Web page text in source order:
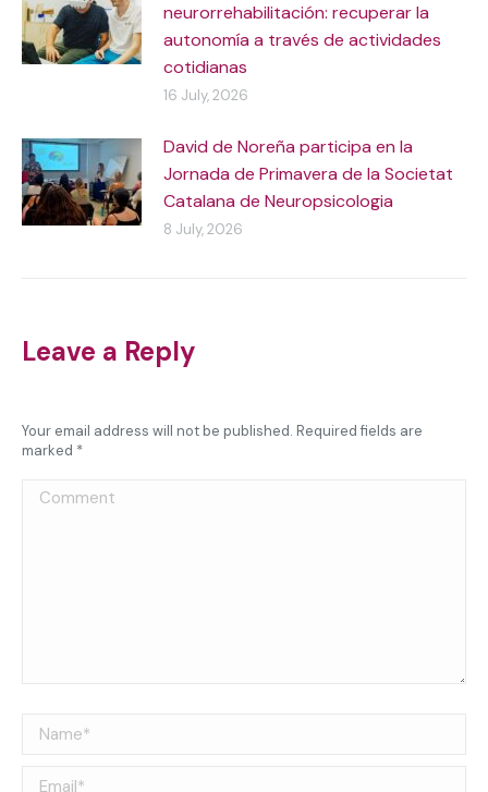
neurorrehabilitación: recuperar la
autonomía a través de actividades
cotidianas
16 July, 2026
David de Noreña participa en la
Jornada de Primavera de la Societat
Catalana de Neuropsicologia
8 July, 2026
Leave a Reply
Your email address will not be published. Required fields are
marked *
Comment
Name *
Email *